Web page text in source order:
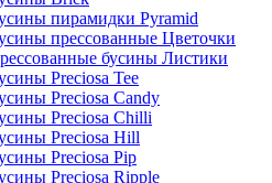
пирамидки Pyramid
прессованные Цветочки
бусины Листики
Preciosa Tee
Preciosa Candy
Preciosa Chilli
Preciosa Hill
Preciosa Pip
Preciosa Ripple